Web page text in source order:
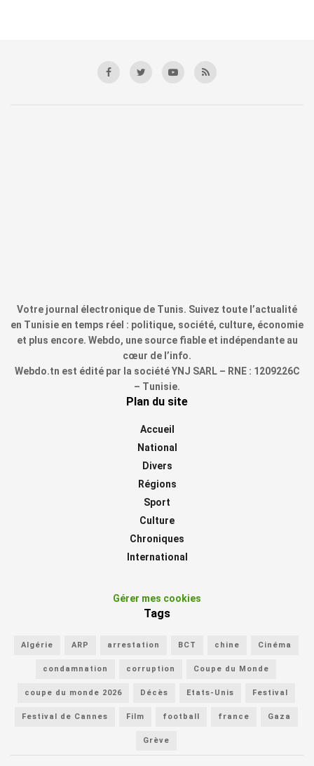
Votre journal électronique de Tunis. Suivez toute l’actualité
en Tunisie en temps réel : politique, société, culture, économie
et plus encore. Webdo, une source fiable et indépendante au
cœur de l’info.
Webdo.tn est édité par la société YNJ SARL – RNE : 1209226C
– Tunisie.
Plan du site
Accueil
National
Divers
Régions
Sport
Culture
Chroniques
International
Gérer mes cookies
Tags
Algérie ARP arrestation BCT chine Cinéma
condamnation corruption Coupe du Monde
coupe du monde 2026 Décès Etats-Unis Festival
Festival de Cannes Film football france Gaza
Grève